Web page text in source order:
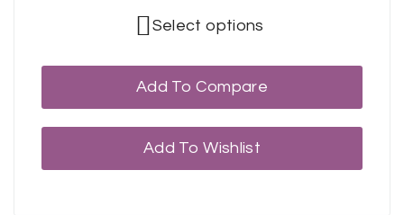
Select options
Add To Compare
Add To Wishlist